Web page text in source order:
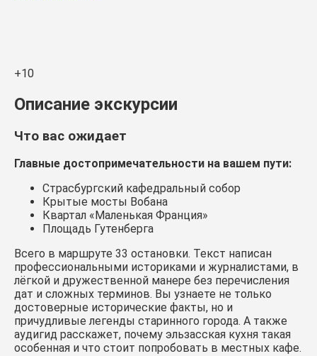
+10
Описание экскурсии
Что вас ожидает
Главные достопримечательности на вашем пути:
Страсбургский кафедральный собор
Крытые мосты Вобана
Квартал «Маленькая Франция»
Площадь Гутенберга
Всего в маршруте 33 остановки. Текст написан
профессиональными историками и журналистами, в
лёгкой и дружественной манере без перечисления
дат и сложных терминов. Вы узнаете не только
достоверные исторические факты, но и
причудливые легенды старинного города. А также
аудигид расскажет, почему эльзасская кухня такая
особенная и что стоит попробовать в местных кафе.